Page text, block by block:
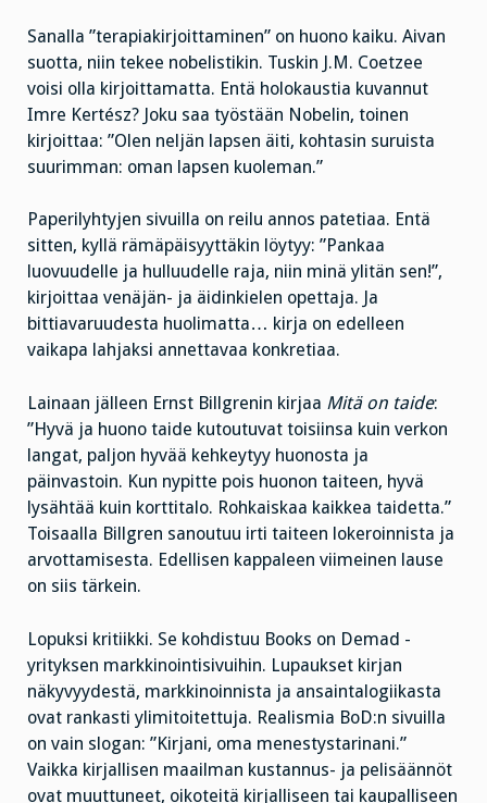
Sanalla ”terapiakirjoittaminen” on huono kaiku. Aivan
suotta, niin tekee nobelistikin. Tuskin J.M. Coetzee
voisi olla kirjoittamatta. Entä holokaustia kuvannut
Imre Kertész? Joku saa työstään Nobelin, toinen
kirjoittaa: ”Olen neljän lapsen äiti, kohtasin suruista
suurimman: oman lapsen kuoleman.”
Paperilyhtyjen sivuilla on reilu annos patetiaa. Entä
sitten, kyllä rämäpäisyyttäkin löytyy: ”Pankaa
luovuudelle ja hulluudelle raja, niin minä ylitän sen!”,
kirjoittaa venäjän- ja äidinkielen opettaja. Ja
bittiavaruudesta huolimatta… kirja on edelleen
vaikapa lahjaksi annettavaa konkretiaa.
Lainaan jälleen Ernst Billgrenin kirjaa Mitä on taide:
”Hyvä ja huono taide kutoutuvat toisiinsa kuin verkon
langat, paljon hyvää kehkeytyy huonosta ja
päinvastoin. Kun nypitte pois huonon taiteen, hyvä
lysähtää kuin korttitalo. Rohkaiskaa kaikkea taidetta.”
Toisaalla Billgren sanoutuu irti taiteen lokeroinnista ja
arvottamisesta. Edellisen kappaleen viimeinen lause
on siis tärkein.
Lopuksi kritiikki. Se kohdistuu Books on Demad -
yrityksen markkinointisivuihin. Lupaukset kirjan
näkyvyydestä, markkinoinnista ja ansaintalogiikasta
ovat rankasti ylimitoitettuja. Realismia BoD:n sivuilla
on vain slogan: ”Kirjani, oma menestystarinani.”
Vaikka kirjallisen maailman kustannus- ja pelisäännöt
ovat muuttuneet, oikoteitä kirjalliseen tai kaupalliseen